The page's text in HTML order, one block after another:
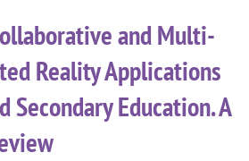
and Multi-
Reality Applications
Secondary Education. A